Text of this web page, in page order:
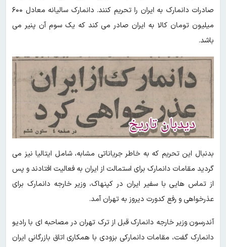
صادرات دانمارک به ایران را تحریم کنند. دانمارک سالیانه معادل ۶۰۰
میلیون تومان کالا به ایران صادر می کند که یک سوم آن پنیر می
باشد.
بدنبال این تحریم که به خاطر جریاناتی مشابه، شامل ایتالیا نیز می
گردید مقامات دانمارک برای استمالت از ایران به فعالیت افتادند و پس
از تماس هایی با سفیر ایران در کپنهاک، وزیر خارجه دانمارک برای
عذرخواهی و رفع کدورت دیروز به تهران آمد.
آندرسون وزیر خارجه دانمارک قبل از ترک تهران در مصاحبه ای با رادیو
دانمارک گفت، مقامات دانمارکی بزودی با همکاری اتاق بازرگانی ایران